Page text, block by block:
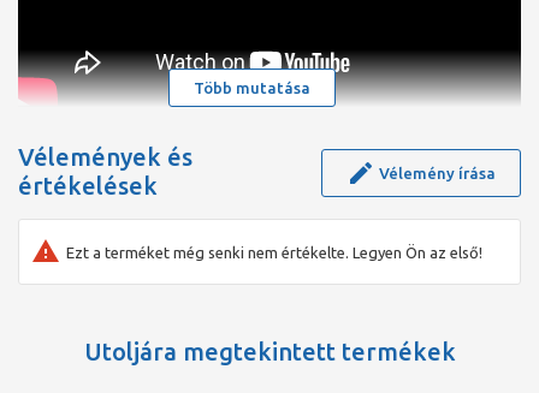
Több mutatása
Vélemények és
értékelések
Vélemény írása
Ezt a terméket még senki nem értékelte. Legyen Ön az első!
Utoljára megtekintett termékek